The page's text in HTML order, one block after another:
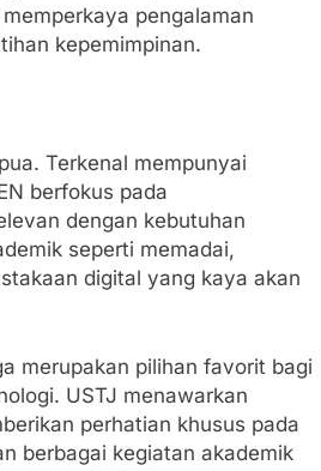
pengalaman
kepemimpinan.
Terkenal mempunyai
berfokus pada
dengan kebutuhan
seperti memadai,
digital yang kaya akan
merupakan pilihan favorit bagi
USTJ menawarkan
perhatian khusus pada
berbagai kegiatan akademik